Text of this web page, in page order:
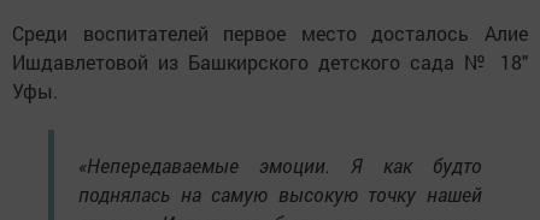
Среди воспитателей первое место досталось Алие
Ишдавлетовой из Башкирского детского сада № 18″
Уфы.
«Непередаваемые эмоции. Я как будто
поднялась на самую высокую точку нашей